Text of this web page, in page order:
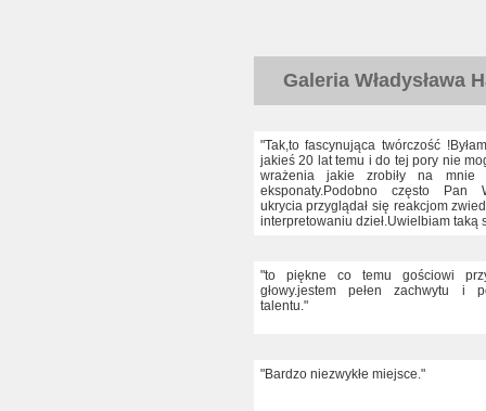
Galeria Władysława
"Tak,to fascynująca twórczość
jakieś 20 lat temu i do tej pory nie
wrażenia jakie zrobiły na mnie
eksponaty.Podobno często Pan
ukrycia przyglądał się reakcjom
interpretowaniu dzieł.Uwielbiam taką
"to piękne co temu gościowi
głowy.jestem pełen zachwytu i
talentu."
"Bardzo niezwykłe miejsce."